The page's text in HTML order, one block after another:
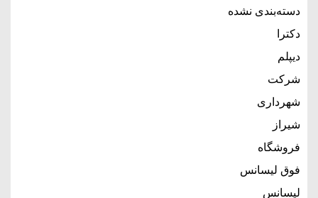
دسته‌بندی نشده
دکترا
دیپلم
شرکت
شهرداری
شیراز
فروشگاه
فوق لیسانس
لیسانس